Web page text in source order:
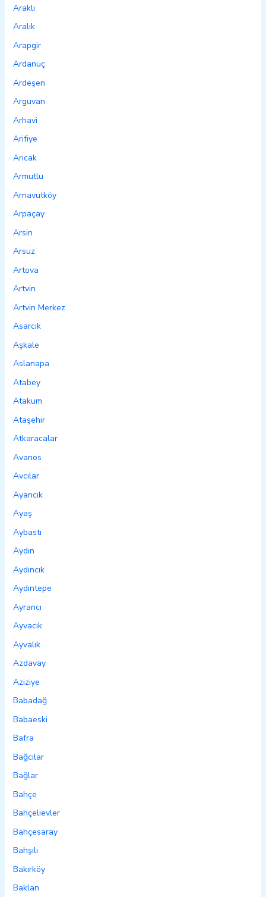
Araklı
Aralık
Arapgir
Ardanuç
Ardeşen
Arguvan
Arhavi
Arifiye
Arıcak
Armutlu
Arnavutköy
Arpaçay
Arsin
Arsuz
Artova
Artvin
Artvin Merkez
Asarcık
Aşkale
Aslanapa
Atabey
Atakum
Ataşehir
Atkaracalar
Avanos
Avcılar
Ayancık
Ayaş
Aybastı
Aydın
Aydıncık
Aydıntepe
Ayrancı
Ayvacık
Ayvalık
Azdavay
Aziziye
Babadağ
Babaeski
Bafra
Bağcılar
Bağlar
Bahçe
Bahçelievler
Bahçesaray
Bahşılı
Bakırköy
Baklan